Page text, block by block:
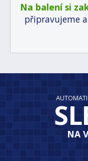
Na balení si
připravujeme
NA